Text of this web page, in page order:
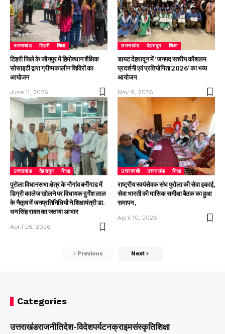
उत्तराखंड टिहरी शिक्षा
टिहरी जिले के जौनपुर में हिमोत्थान शैक्षिक
सोसाइटी द्वारा ग्रीष्मकालीन शिविरों का
आयोजन
June 11, 2026
उत्तराखंड देहरादून शिक्षा
डायट देहरादून में ‘जनपद स्तरीय कौशलम
प्रदर्शनी एवं प्रतियोगिता 2026’ का भव्य
आयोजन
May 9, 2026
उत्तराखंड देहरादून शिक्षा
पुरोला विधानसभा क्षेत्र के नौगांव बर्नीगाड में
डिग्री कालेज खोलने पर विधायक दुर्गेश लाल
के नैतृत्व में जनप्रतिनिधियों ने शिक्षामंत्री डा.
धन सिंह रावत का जताया आभार
April 26, 2026
उत्तरकाशी उत्तराखंड शिक्षा
राष्ट्रीय स्वयंसेवक संघ पुरोला की सेवा इकाई,
सेवा भारती की मासिक समीक्षा बैठक का हुआ
समापन ,
April 10, 2026
Previous Next
Categories
उत्तराखंडराजनीतिदेश-विदेशपर्यटनक्राइमसंस्कृतिशिक्षा